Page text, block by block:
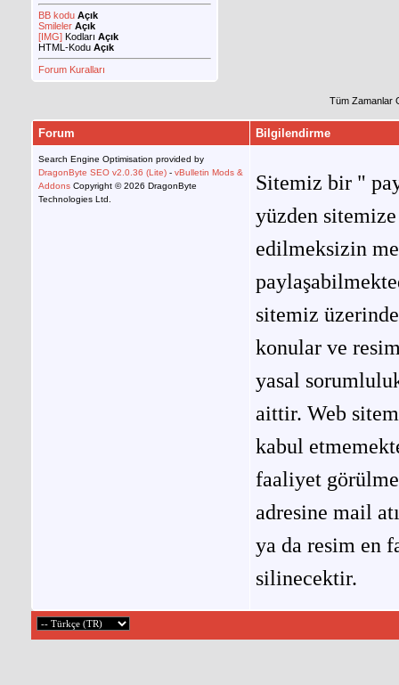
BB kodu Açık
Smileler Açık
[IMG] Kodları Açık
HTML-Kodu Açık
Forum Kuralları
Tüm Zamanlar
Forum Bilgilendirme
Search Engine Optimisation provided by
DragonByte SEO v2.0.36 (Lite) - vBulletin Mods &
Addons Copyright © 2026 DragonByte
Technologies Ltd.
Sitemiz bir "
yüzden
edilmeksizin
sitemiz
konular ve
yasal
aittir. Web
kabul
faaliyet
adresine mail
ya da resim en
silinecektir.